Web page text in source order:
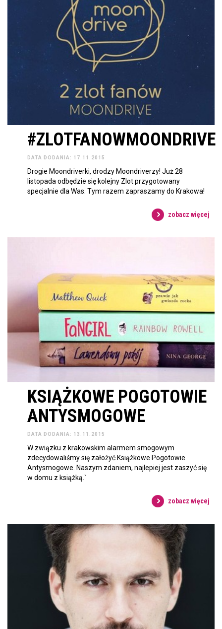
#ZLOTFANOWMOONDRIVE
DATA DODANIA: 17.11.2015
Drogie Moondriverki, drodzy Moondriverzy! Już 28
listopada odbędzie się kolejny Zlot przygotowany
specjalnie dla Was. Tym razem zapraszamy do Krakowa!
zobacz więcej
KSIĄŻKOWE POGOTOWIE
ANTYSMOGOWE
DATA DODANIA: 13.11.2015
W związku z krakowskim alarmem smogowym
zdecydowaliśmy się założyć Książkowe Pogotowie
Antysmogowe. Naszym zdaniem, najlepiej jest zaszyć się
w domu z książką.`
zobacz więcej